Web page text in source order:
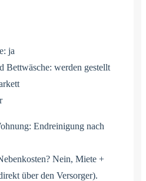
ja
Bettwäsche: werden gestellt
Endreinigung nach
Nein, Miete +
über den Versorger).